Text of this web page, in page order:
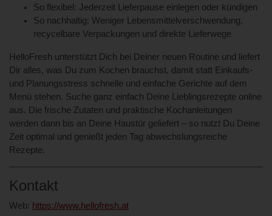
So flexibel: Jederzeit Lieferpause einlegen oder kündigen
So nachhaltig: Weniger Lebensmittelverschwendung,
recycelbare Verpackungen und direkte Lieferwege
HelloFresh unterstützt Dich bei Deiner neuen Routine und liefert
Dir alles, was Du zum Kochen brauchst, damit statt Einkaufs-
und Planungsstress schnelle und einfache Gerichte auf dem
Menü stehen. Suche ganz einfach Deine Lieblingsrezepte online
aus. Die frische Zutaten und praktische Kochanleitungen
werden dann bis an Deine Haustür geliefert – so nutzt Du Deine
Zeit optimal und genießt jeden Tag abwechslungsreiche
Rezepte.
Kontakt
Web: https://www.hellofresh.at